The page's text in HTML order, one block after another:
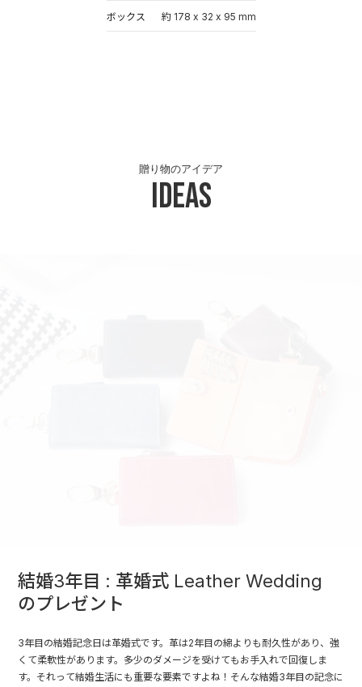
ボックス 約 178 x 32 x 95 mm
Ideas
贈り物のアイデア
結婚3年目 : 革婚式 Leather Wedding
のプレゼント
3年目の結婚記念日は革婚式です。革は2年目の綿よりも耐久性があり、強
くて柔軟性があります。多少のダメージを受けてもお手入れで回復しま
す。それって結婚生活にも重要な要素ですよね！そんな結婚3年目の記念に